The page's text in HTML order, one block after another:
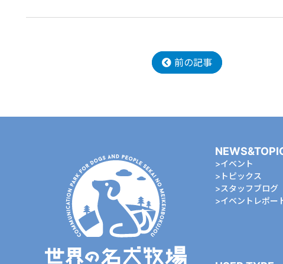
前の記事
イベント
トピックス
スタッフブログ
イベントレポー